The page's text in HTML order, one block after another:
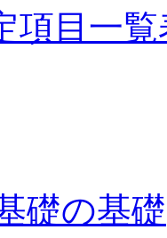
項目一覧
礎の基礎